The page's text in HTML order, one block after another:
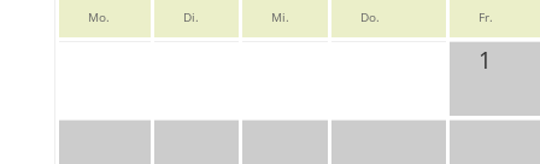
Mo. Di. Mi. Do. Fr.
1